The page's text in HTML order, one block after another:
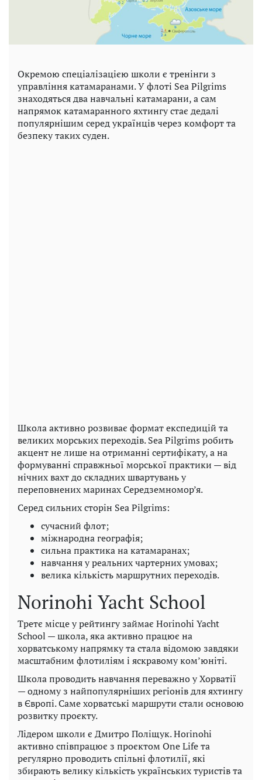
Окремою спеціалізацією школи є тренінги з
управління катамаранами. У флоті Sea Pilgrims
знаходяться два навчальні катамарани, а сам
напрямок катамаранного яхтингу стає дедалі
популярнішим серед українців через комфорт та
безпеку таких суден.
Школа активно розвиває формат експедицій та
великих морських переходів. Sea Pilgrims робить
акцент не лише на отриманні сертифікату, а на
формуванні справжньої морської практики — від
нічних вахт до складних швартувань у
переповнених маринах Середземномор’я.
Серед сильних сторін Sea Pilgrims:
сучасний флот;
міжнародна географія;
сильна практика на катамаранах;
навчання у реальних чартерних умовах;
велика кількість маршрутних переходів.
Norinohi Yacht School
Третє місце у рейтингу займає Horinohi Yacht
School — школа, яка активно працює на
хорватському напрямку та стала відомою завдяки
масштабним флотиліям і яскравому ком’юніті.
Школа проводить навчання переважно у Хорватії
— одному з найпопулярніших регіонів для яхтингу
в Європі. Саме хорватські маршрути стали основою
розвитку проєкту.
Лідером школи є Дмитро Поліщук. Horinohi
активно співпрацює з проєктом One Life та
регулярно проводить спільні флотилії, які
збирають велику кількість українських туристів та